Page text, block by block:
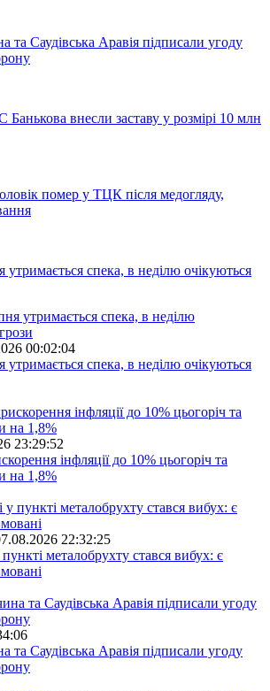
та Саудівська Аравія підписали угоду
Банькова внесли заставу у розмірі 10 млн
помер у ТЦК після медогляду,
утримається спека, в неділю очікуються
00:02:04
утримається спека, в неділю очікуються
23:29:52
інфляції до 10% цьогоріч та
на 1,8%
22:32:25
металобрухту стався вибух: є
та Саудівська Аравія підписали угоду